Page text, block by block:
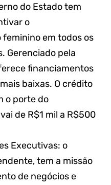
do Estado tem
o
em todos os
Gerenciado pela
financiamentos
baixas. O crédito
o porte do
de R$1 mil a R$500
Executivas: o
tem a missão
de negócios e